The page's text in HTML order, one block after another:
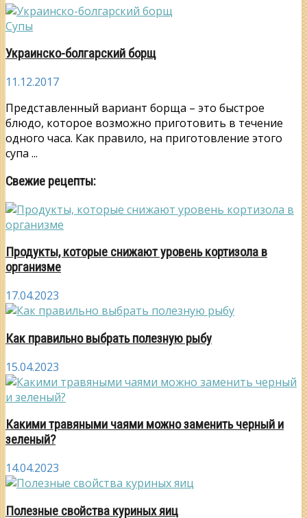
Супы
Украинско-болгарский борщ
11.12.2017
Представленный вариант борща – это быстрое
блюдо, которое возможно приготовить в течение
одного часа. Как правило, на приготовление этого
супа ...
Свежие рецепты:
Продукты, которые снижают уровень кортизола в
организме
17.04.2023
Как правильно выбрать полезную рыбу
15.04.2023
Какими травяными чаями можно заменить черный и
зеленый?
14.04.2023
Полезные свойства куриных яиц